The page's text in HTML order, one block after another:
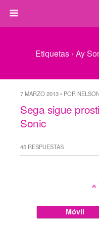
Etiquetas › Ay
7 MARZO 2013 • POR
Sega sigue
Sonic
45 RESPUESTAS
Móvil